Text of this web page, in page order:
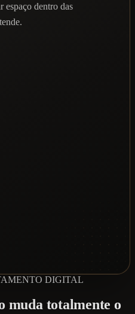
espaço dentro das
DIGITAL
muda totalmente o